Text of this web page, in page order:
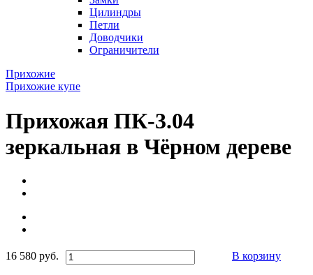
Цилиндры
Петли
Доводчики
Ограничители
Прихожие
Прихожие купе
Прихожая ПК-3.04
зеркальная в Чёрном дереве
16 580 руб. В корзину